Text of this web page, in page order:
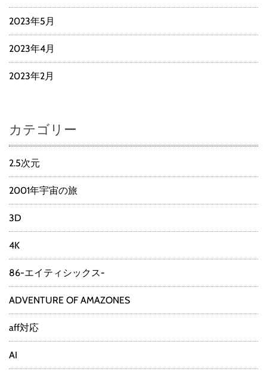
2023年5月
2023年4月
2023年2月
カテゴリー
2.5次元
2001年宇宙の旅
3D
4K
86-エイティシックス-
ADVENTURE OF AMAZONES
aff対応
AI